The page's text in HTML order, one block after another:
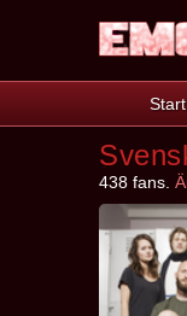
Start
438 fans.